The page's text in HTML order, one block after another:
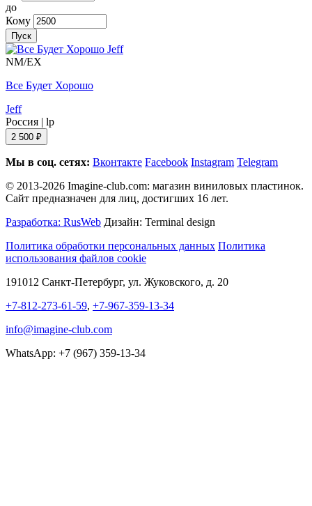
до
Кому
Пуск
NM/EX
Все Будет Хорошо
Jeff
Россия | lp
2 500 ₽
Мы в соц. сетях: Вконтакте Facebook Instagram Telegram
© 2013-2026 Imagine-club.com: магазин виниловых пластинок.
Сайт предназначен для лиц, достигших 16 лет.
Разработка: RusWeb Дизайн: Terminal design
Политика обработки персональных данных Политика
использования файлов cookie
191012 Санкт-Петербург, ул. Жуковского, д. 20
+7-812-273-61-59, +7-967-359-13-34
info@imagine-club.com
WhatsApp: +7 (967) 359-13-34